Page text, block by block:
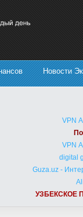
Новости
VPN
VPN
digital
Guza.uz -
УЗБЕКСКОЕ